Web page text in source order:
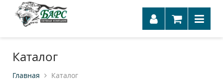
Каталог
Главная Каталог